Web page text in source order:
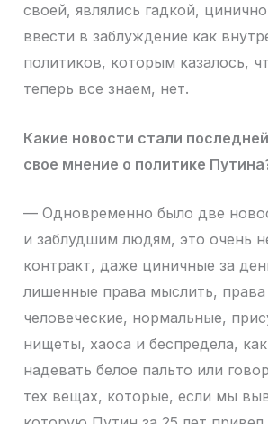
своей, являлись гадкой,
ввести в заблуждение как
политиков, которым казалось,
теперь все знаем, нет.
Какие новости стали
свое мнение о политике
— Одновременно было две
и заблудшим людям, это очень
контракт, даже циничные за
лишенные права мыслить,
человеческие, нормальные,
нищеты, хаоса и беспредела,
надевать белое пальто или
тех вещах, которые, если мы